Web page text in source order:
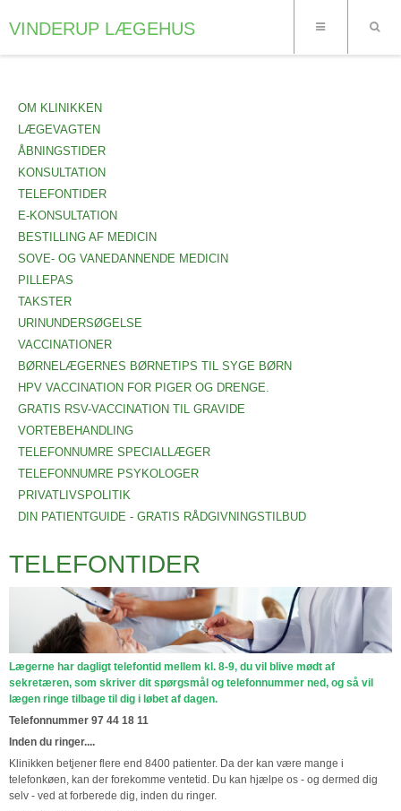
VINDERUP LÆGEHUS
OM KLINIKKEN
LÆGEVAGTEN
ÅBNINGSTIDER
KONSULTATION
TELEFONTIDER
E-KONSULTATION
BESTILLING AF MEDICIN
SOVE- OG VANEDANNENDE MEDICIN
PILLEPAS
TAKSTER
URINUNDERSØGELSE
VACCINATIONER
BØRNELÆGERNES BØRNETIPS TIL SYGE BØRN
HPV VACCINATION FOR PIGER OG DRENGE.
GRATIS RSV-VACCINATION TIL GRAVIDE
VORTEBEHANDLING
TELEFONNUMRE SPECIALLÆGER
TELEFONNUMRE PSYKOLOGER
PRIVATLIVSPOLITIK
DIN PATIENTGUIDE - GRATIS RÅDGIVNINGSTILBUD
TELEFONTIDER
Lægerne har dagligt telefontid mellem kl. 8-9, du vil blive mødt af
sekretæren, som skriver dit spørgsmål og telefonnummer ned, og så vil
lægen ringe tilbage til dig i løbet af dagen.
Telefonnummer 97 44 18 11
Inden du ringer....
Klinikken betjener flere end 8400 patienter. Da der kan være mange i
telefonkøen, kan der forekomme ventetid. Du kan hjælpe os - og dermed dig
selv - ved at forberede dig, inden du ringer.